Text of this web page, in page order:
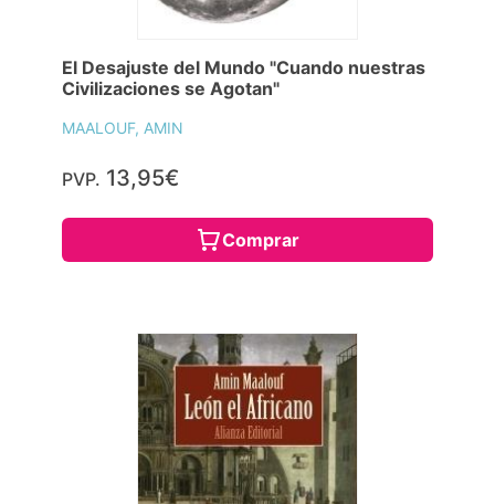
El Desajuste del Mundo "Cuando nuestras
Civilizaciones se Agotan"
MAALOUF, AMIN
PVP. 13,95€
Comprar